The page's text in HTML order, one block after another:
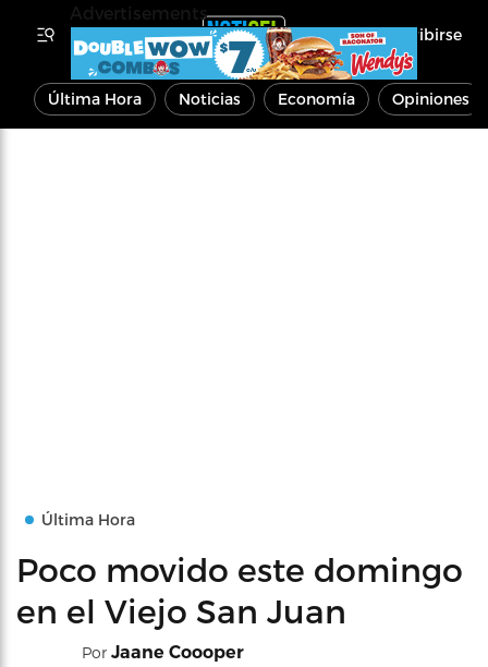
Inscribirse
Última Hora Noticias Economía Opiniones
Última Hora
Poco movido este domingo
en el Viejo San Juan
Por Jaane Coooper
Advertisements